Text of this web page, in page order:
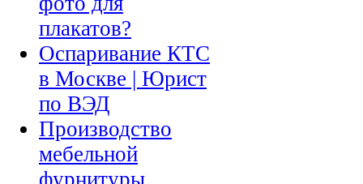
плакатов?
Оспаривание КТС
в Москве | Юрист
по ВЭД
Производство
мебельной